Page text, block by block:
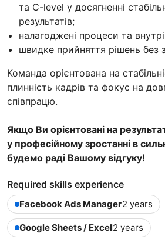
та C-level у досягненні
результатів;
налагоджені процеси та
швидке прийняття рішень без
Команда орієнтована на
плинність кадрів та фокус на
співпрацю.
Якщо Ви орієнтовані на
у професійному зростанні в
будемо раді Вашому відгуку!
Required skills experience
Facebook Ads Manager2 years
Google Sheets / Excel2 years